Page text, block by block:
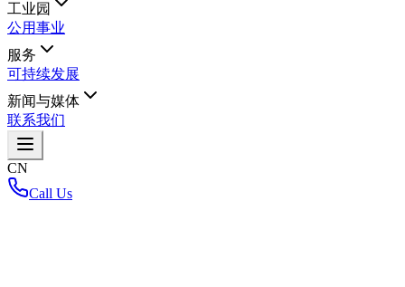
工业园
公用事业
服务
可持续发展
新闻与媒体
联系我们
CN
Call Us